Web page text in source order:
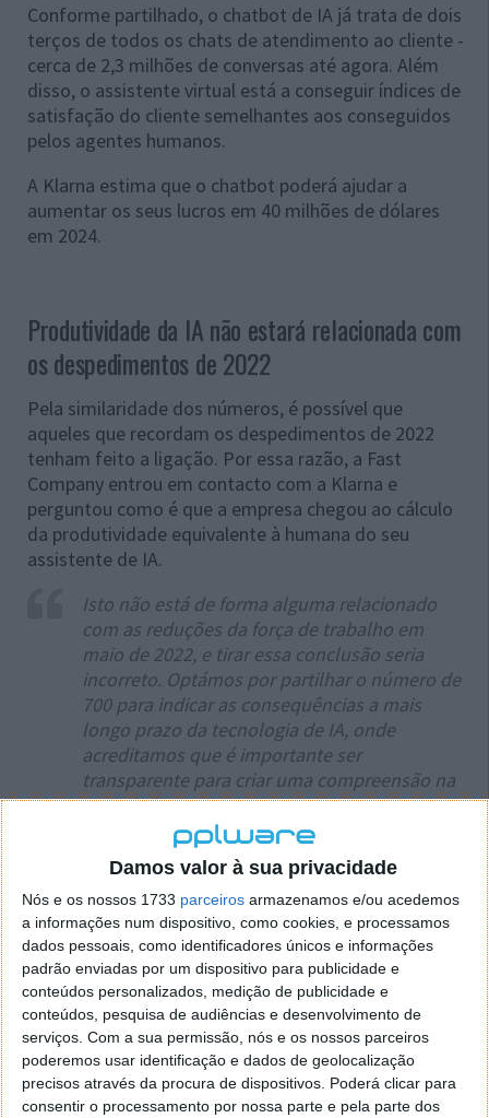
Damos valor à sua privacidade
Nós e os nossos 1733 parceiros armazenamos e/ou acedemos
a informações num dispositivo, como cookies, e processamos
dados pessoais, como identificadores únicos e informações
padrão enviadas por um dispositivo para publicidade e
conteúdos personalizados, medição de publicidade e
conteúdos, pesquisa de audiências e desenvolvimento de
serviços. Com a sua permissão, nós e os nossos parceiros
poderemos usar identificação e dados de geolocalização
precisos através da procura de dispositivos. Poderá clicar para
consentir o processamento por nossa parte e pela parte dos
Conforme partilhado, o chatbot de IA já trata de dois
terços de todos os chats de atendimento ao cliente -
cerca de 2,3 milhões de conversas até agora. Além
disso, o assistente virtual está a conseguir índices de
satisfação do cliente semelhantes aos conseguidos
pelos agentes humanos.
A Klarna estima que o chatbot poderá ajudar a
aumentar os seus lucros em 40 milhões de dólares
em 2024.
Produtividade da IA não estará relacionada com
os despedimentos de 2022
Pela similaridade dos números, é possível que
aqueles que recordam os despedimentos de 2022
tenham feito a ligação. Por essa razão, a Fast
Company entrou em contacto com a Klarna e
perguntou como é que a empresa chegou ao cálculo
da produtividade equivalente à humana do seu
assistente de IA.
Isto não está de forma alguma relacionado
com as reduções da força de trabalho em
maio de 2022, e tirar essa conclusão seria
incorreto. Optámos por partilhar o número de
700 para indicar as consequências a mais
longo prazo da tecnologia de IA, onde
acreditamos que é importante ser
transparente para criar uma compreensão na
sociedade.
Achamos importante abordar proativamente
essas questões e encorajar uma discussão
cuidadosa sobre como a sociedade pode
enfrentar e navegar nessa transformação.
Lê-se, num comunicado da Klarna, onde um porta-
voz explicou que o atendimento ao cliente da
empresa é apoiado por quatro a cinco grandes
terceiros que, em conjunto, têm mais de 650.000
funcionários, e que oferecem aos clientes a opção de
falar com agentes humanos, se assim preferirem.